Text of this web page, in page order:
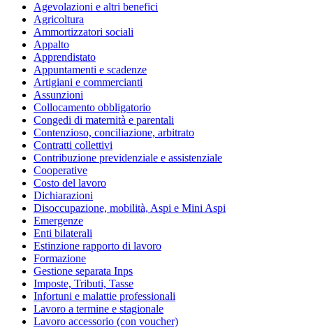
Agevolazioni e altri benefici
Agricoltura
Ammortizzatori sociali
Appalto
Apprendistato
Appuntamenti e scadenze
Artigiani e commercianti
Assunzioni
Collocamento obbligatorio
Congedi di maternità e parentali
Contenzioso, conciliazione, arbitrato
Contratti collettivi
Contribuzione previdenziale e assistenziale
Cooperative
Costo del lavoro
Dichiarazioni
Disoccupazione, mobilità, Aspi e Mini Aspi
Emergenze
Enti bilaterali
Estinzione rapporto di lavoro
Formazione
Gestione separata Inps
Imposte, Tributi, Tasse
Infortuni e malattie professionali
Lavoro a termine e stagionale
Lavoro accessorio (con voucher)